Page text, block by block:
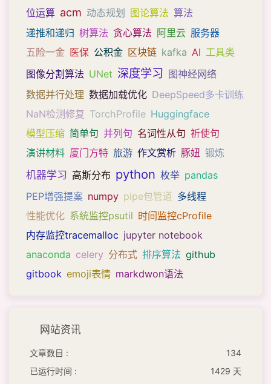
位运算 acm 动态规划 图论算法 算法
递推和递归 树算法 贪心算法 阿里云 服务器
五险一金 医保 公积金 区块链 kafka AI 工具类
图像分割算法 UNet 深度学习 图神经网络
数据并行处理 数据加载优化 DeepSpeed多卡训练
NaN检测修复 TorchProfile Huggingface
模型压缩 简单句 并列句 名词性从句 祈使句
演讲材料 厦门方特 旅游 作文赏析 豚妞 锻炼
机器学习 高斯分布 python 枚举 pandas
PEP增强提案 numpy pipe包管道 多线程
性能优化 系统监控psutil 时间监控cProfile
内存监控tracemalloc jupyter notebook
anaconda celery 分布式 排序算法 github
gitbook emoji表情 markdwon语法
网站资讯
文章数目 :
134
已运行时间 :
1429 天